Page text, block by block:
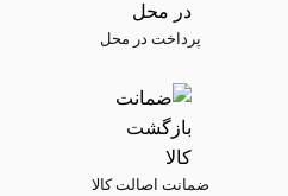
پرداخت در محل
ضمانت اصالت کالا